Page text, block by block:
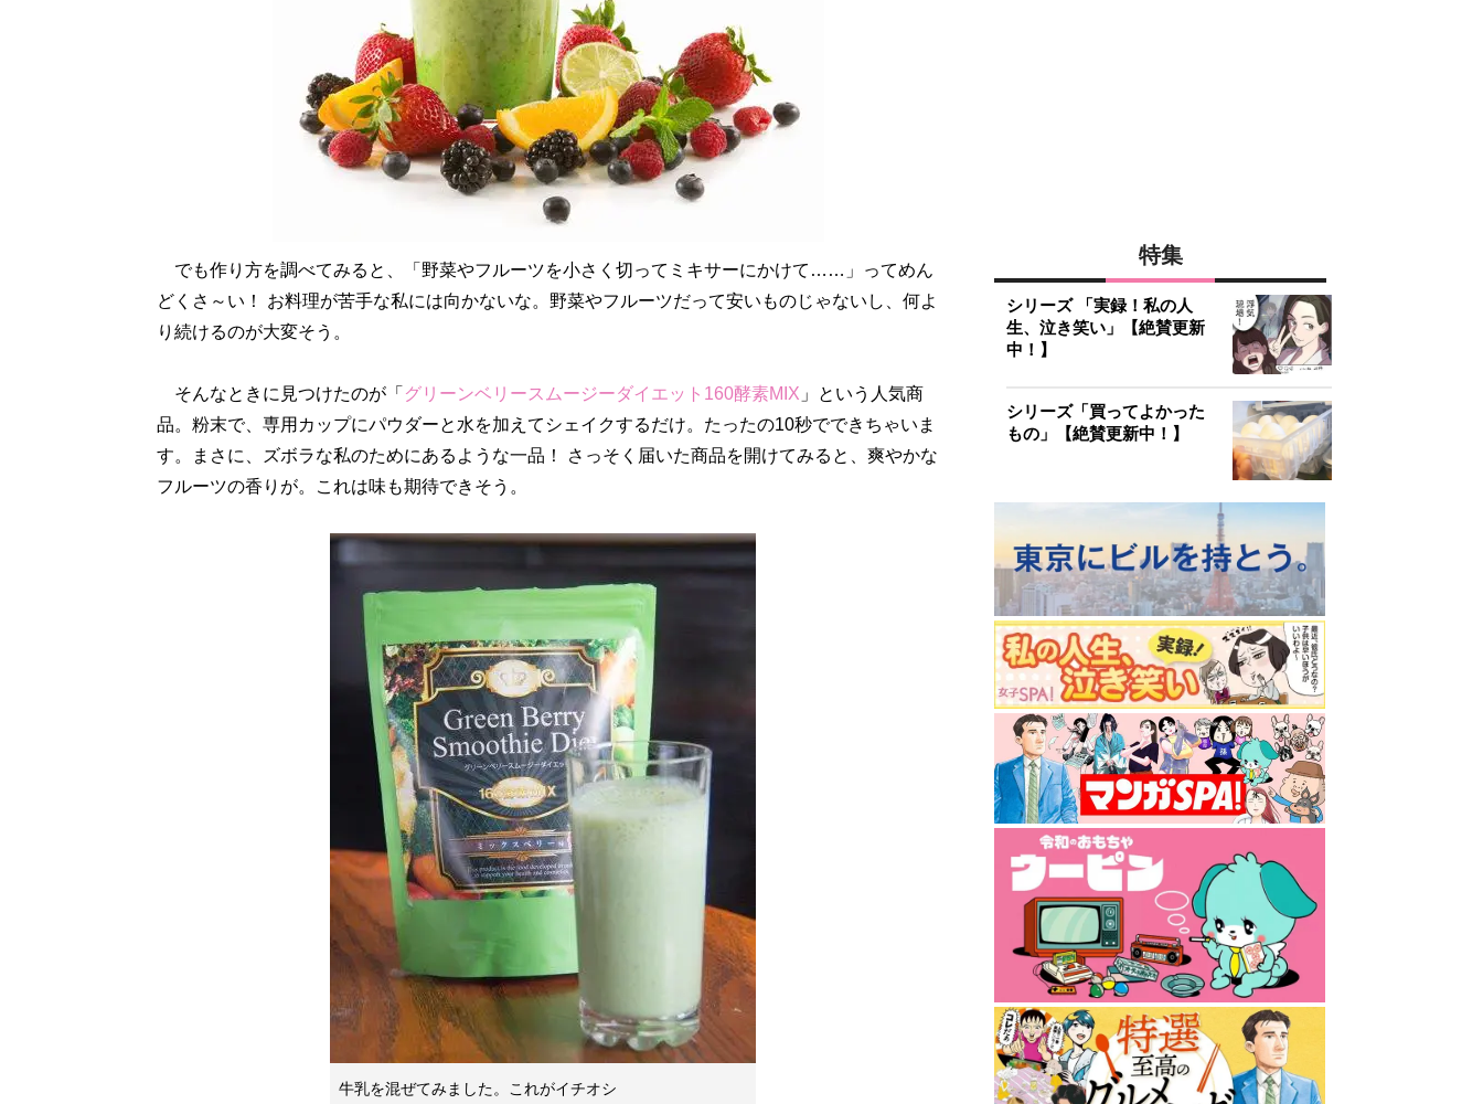
でも作り方を調べてみると、「野菜やフルーツを小さく切ってミキサーにかけて……」ってめん
どくさ～い！ お料理が苦手な私には向かないな。野菜やフルーツだって安いものじゃないし、何よ
り続けるのが大変そう。
そんなときに見つけたのが「 グリーンベリースムージーダイエット160酵素MIX 」という人気商
品。粉末で、専用カップにパウダーと水を加えてシェイクするだけ。たったの10秒でできちゃいま
す。まさに、ズボラな私のためにあるような一品！ さっそく届いた商品を開けてみると、爽やかな
フルーツの香りが。これは味も期待できそう。
牛乳を混ぜてみました。これがイチオシ
特集
シリーズ 「実録！私の人
生、泣き笑い」【絶賛更新
中！】
シリーズ「買ってよかった
もの」【絶賛更新中！】